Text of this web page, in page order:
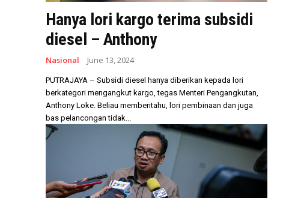
Hanya lori kargo terima subsidi
diesel – Anthony
Nasional June 13, 2024
PUTRAJAYA – Subsidi diesel hanya diberikan kepada lori
berkategori mengangkut kargo, tegas Menteri Pengangkutan,
Anthony Loke. Beliau memberitahu, lori pembinaan dan juga
bas pelancongan tidak...